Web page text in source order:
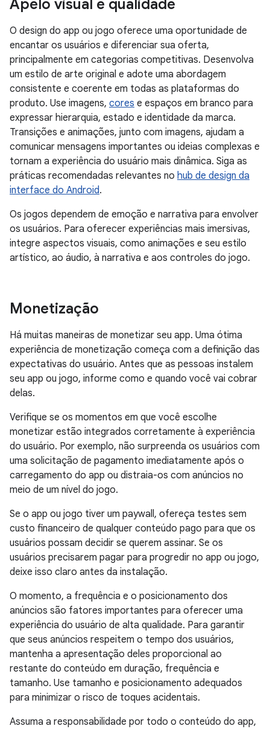
Apelo visual e qualidade
O design do app ou jogo oferece uma oportunidade de
encantar os usuários e diferenciar sua oferta,
principalmente em categorias competitivas. Desenvolva
um estilo de arte original e adote uma abordagem
consistente e coerente em todas as plataformas do
produto. Use imagens, cores e espaços em branco para
expressar hierarquia, estado e identidade da marca.
Transições e animações, junto com imagens, ajudam a
comunicar mensagens importantes ou ideias complexas e
tornam a experiência do usuário mais dinâmica. Siga as
práticas recomendadas relevantes no hub de design da
interface do Android.
Os jogos dependem de emoção e narrativa para envolver
os usuários. Para oferecer experiências mais imersivas,
integre aspectos visuais, como animações e seu estilo
artístico, ao áudio, à narrativa e aos controles do jogo.
Monetização
Há muitas maneiras de monetizar seu app. Uma ótima
experiência de monetização começa com a definição das
expectativas do usuário. Antes que as pessoas instalem
seu app ou jogo, informe como e quando você vai cobrar
delas.
Verifique se os momentos em que você escolhe
monetizar estão integrados corretamente à experiência
do usuário. Por exemplo, não surpreenda os usuários com
uma solicitação de pagamento imediatamente após o
carregamento do app ou distraia-os com anúncios no
meio de um nível do jogo.
Se o app ou jogo tiver um paywall, ofereça testes sem
custo financeiro de qualquer conteúdo pago para que os
usuários possam decidir se querem assinar. Se os
usuários precisarem pagar para progredir no app ou jogo,
deixe isso claro antes da instalação.
O momento, a frequência e o posicionamento dos
anúncios são fatores importantes para oferecer uma
experiência do usuário de alta qualidade. Para garantir
que seus anúncios respeitem o tempo dos usuários,
mantenha a apresentação deles proporcional ao
restante do conteúdo em duração, frequência e
tamanho. Use tamanho e posicionamento adequados
para minimizar o risco de toques acidentais.
Assuma a responsabilidade por todo o conteúdo do app,